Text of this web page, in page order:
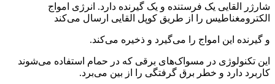
شارژر القایی یک فرستنده و یک گیرنده دارد. انرژی امواج
الکترومغناطیس را از طریق کوپل القایی ارسال می‌کند
و گیرنده این امواج را می‌گیرد و ذخیره می‌کند.
این تکنولوژی در مسواک‌های برقی که در حمام استفاده می‌شوند
کاربرد دارد و خطر برق گرفتگی را از بین می‌برد.